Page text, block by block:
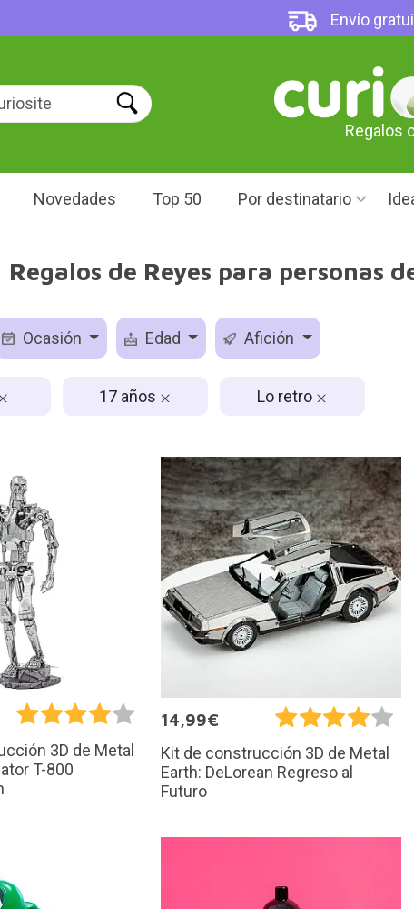
Envío
Regalos
Novedades Top 50 Por destinatario
Regalos de Reyes para personas
Ocasión Edad Afición
17 años Lo retro
3D de Metal
T-800
14,99€
Kit de construcción 3D de Metal
Earth: DeLorean Regreso al
Futuro